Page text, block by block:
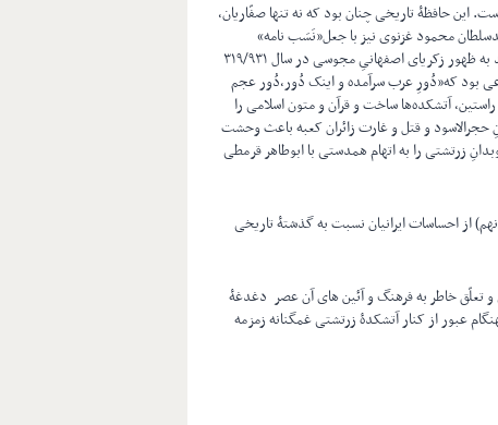
این حافظۀ تاریخی چنان بود که نه تنها صفّاریان،
محمود غزنوی نیز با جعل«نَسَب نامه»
در همین راستا باید به ظهور زکریای اصفهانیِ مجوسی در سال ۳۱۹/۹۳۱
بود که«دُورِ عرب سرآمده و اینک دُور،دُور عجم
آتشکده‌ها ساخت و قرآن و متون اسلامی را
حجرالاسود و قتل و غارت زائران کعبه باعث وحشت
زرتشتی را به اتهام همدستی با ابوطاهر قرمطی
از احساسات ایرانیان نسبت به گذشتۀ تاریخی
و تعلّق خاطر به فرهنگ و آئین های آن عصر دغدغۀ
عبور از کنار آتشکدۀ زرتشتی غمگنانه زمزمه